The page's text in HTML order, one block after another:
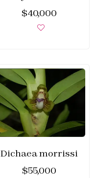
$40,000
Dichaea morrissi
$55,000